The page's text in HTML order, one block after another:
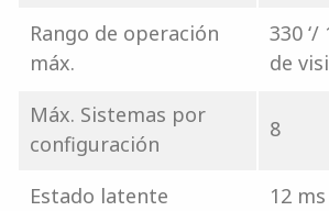
Rango de operación
máx.
330
de
Máx. Sistemas por
configuración
8
Estado latente
12 ms